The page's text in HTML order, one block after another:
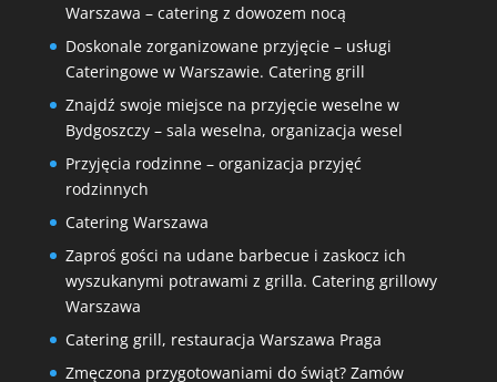
Warszawa – catering z dowozem nocą
Doskonale zorganizowane przyjęcie – usługi
Cateringowe w Warszawie. Catering grill
Znajdź swoje miejsce na przyjęcie weselne w
Bydgoszczy – sala weselna, organizacja wesel
Przyjęcia rodzinne – organizacja przyjęć
rodzinnych
Catering Warszawa
Zaproś gości na udane barbecue i zaskocz ich
wyszukanymi potrawami z grilla. Catering grillowy
Warszawa
Catering grill, restauracja Warszawa Praga
Zmęczona przygotowaniami do świąt? Zamów